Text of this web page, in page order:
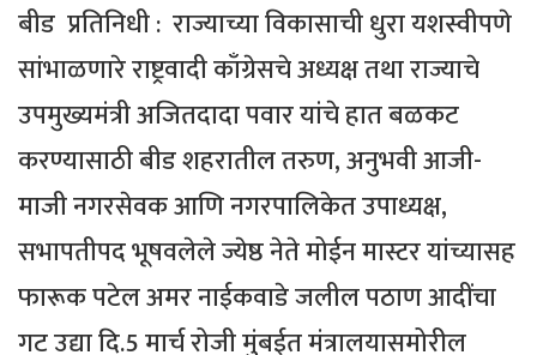
बीड प्रतिनिधी : राज्याच्या विकासाची धुरा यशस्वीपणे
सांभाळणारे राष्ट्रवादी काँग्रेसचे अध्यक्ष तथा राज्याचे
उपमुख्यमंत्री अजितदादा पवार यांचे हात बळकट
करण्यासाठी बीड शहरातील तरुण, अनुभवी आजी-
माजी नगरसेवक आणि नगरपालिकेत उपाध्यक्ष,
सभापतीपद भूषवलेले ज्येष्ठ नेते मोईन मास्टर यांच्यासह
फारूक पटेल अमर नाईकवाडे जलील पठाण आदींचा
गट उद्या दि.5 मार्च रोजी मुंबईत मंत्रालयासमोरील